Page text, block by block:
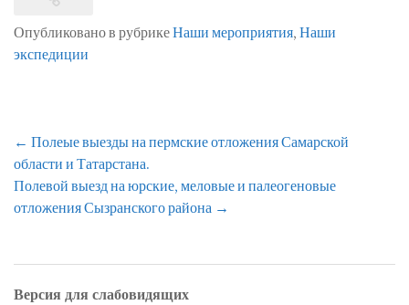
Опубликовано в рубрикеНаши мероприятия,Наши
экспедиции
Навигация
по
записям
← Полеые выезды на пермские отложения Самарской
области и Татарстана.
Полевой выезд на юрские, меловые и палеогеновые
отложения Сызранского района →
Версия для слабовидящих